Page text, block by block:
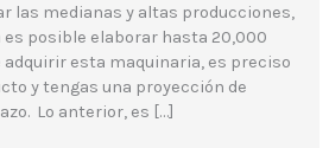
las medianas y altas producciones,
es posible elaborar hasta 20,000
adquirir esta maquinaria, es preciso
y tengas una proyección de
Lo anterior, es […]